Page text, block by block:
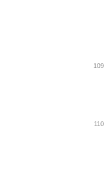
109
110